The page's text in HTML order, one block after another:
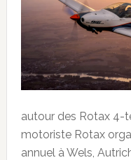
autour des Rotax 4-
motoriste Rotax
annuel à Wels,